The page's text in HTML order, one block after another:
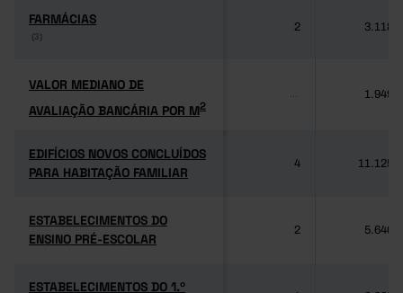
FARMÁCIAS
(3)
FARMÁCIAS
(3)
2 3.118
VALOR MEDIANO DE
AVALIAÇÃO BANCÁRIA POR M2
VALOR MEDIANO DE
AVALIAÇÃO BANCÁRIA POR M2
1.949
EDIFÍCIOS NOVOS CONCLUÍDOS
PARA HABITAÇÃO FAMILIAR
EDIFÍCIOS NOVOS CONCLUÍDOS
PARA HABITAÇÃO FAMILIAR
4 11.125
ESTABELECIMENTOS DO
ENSINO PRÉ-ESCOLAR
ESTABELECIMENTOS DO
ENSINO PRÉ-ESCOLAR
2 5.640
ESTABELECIMENTOS DO 1.º
ESTABELECIMENTOS DO 1.º